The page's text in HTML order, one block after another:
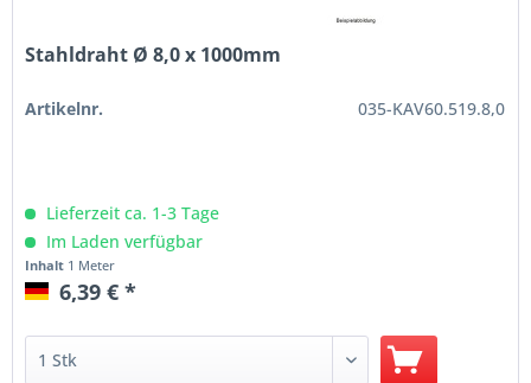
Stahldraht Ø 8,0 x 1000mm
Artikelnr. 035-KAV60.519.8,0
Lieferzeit ca. 1-3 Tage
Im Laden verfügbar
Inhalt 1 Meter
6,39 € *